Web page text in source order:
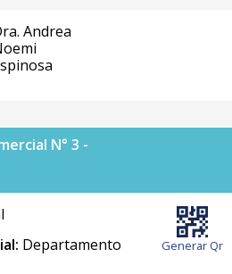
Andrea
N° 3 -
Generar Qr
Departamento